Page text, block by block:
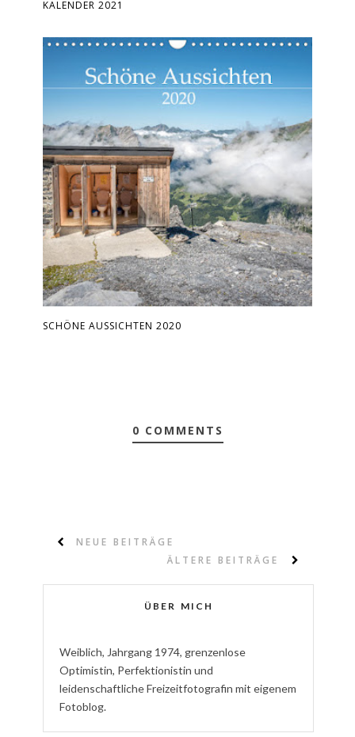
KALENDER 2021
SCHÖNE AUSSICHTEN 2020
0 COMMENTS
NEUE BEITRÄGE
ÄLTERE BEITRÄGE
ÜBER MICH
Weiblich, Jahrgang 1974, grenzenlose
Optimistin, Perfektionistin und
leidenschaftlicheFreizeitfotografin mit eigenem
Fotoblog.